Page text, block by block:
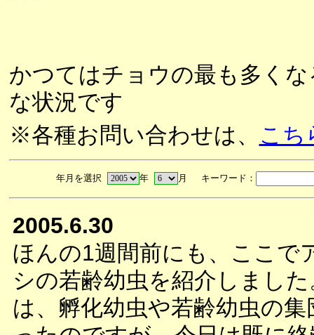
かつてはチョウの最も多く
な状況です
※各種お問い合わせは、 こち
年月を選択 年 月 キーワード：
2005.6.30
ほんの1週間前にも、ここで
シの若齢幼虫を紹介しまし
は、孵化幼虫や若齢幼虫の